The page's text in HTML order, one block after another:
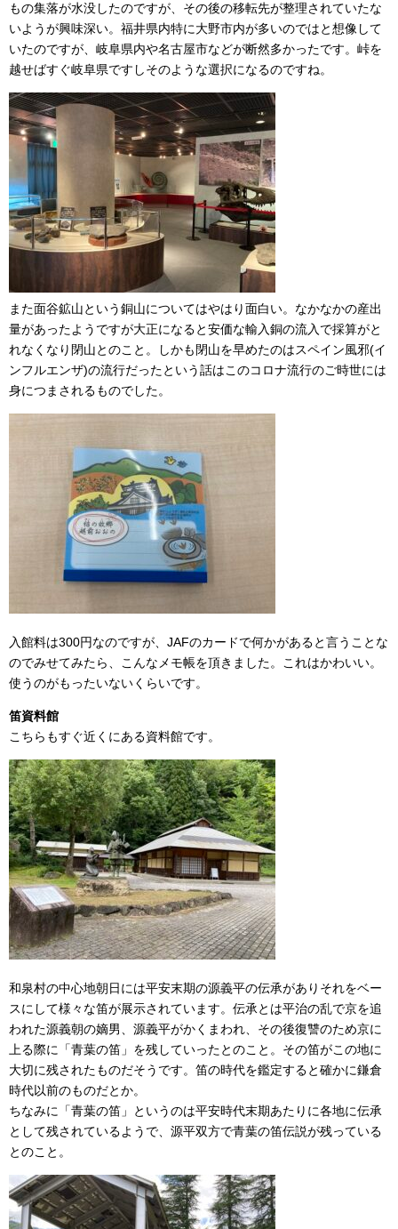
もの集落が水没したのですが、その後の移転先が整理されていたな
いようが興味深い。福井県内特に大野市内が多いのではと想像して
いたのですが、岐阜県内や名古屋市などが断然多かったです。峠を
越せばすぐ岐阜県ですしそのような選択になるのですね。
また面谷鉱山という銅山についてはやはり面白い。なかなかの産出
量があったようですが大正になると安価な輸入銅の流入で採算がと
れなくなり閉山とのこと。しかも閉山を早めたのはスペイン風邪(イ
ンフルエンザ)の流行だったという話はこのコロナ流行のご時世には
身につまされるものでした。
入館料は300円なのですが、JAFのカードで何かがあると言うことな
のでみせてみたら、こんなメモ帳を頂きました。これはかわいい。
使うのがもったいないくらいです。
笛資料館
こちらもすぐ近くにある資料館です。
和泉村の中心地朝日には平安末期の源義平の伝承がありそれをベー
スにして様々な笛が展示されています。伝承とは平治の乱で京を追
われた源義朝の嫡男、源義平がかくまわれ、その後復讐のため京に
上る際に「青葉の笛」を残していったとのこと。その笛がこの地に
大切に残されたものだそうです。笛の時代を鑑定すると確かに鎌倉
時代以前のものだとか。
ちなみに「青葉の笛」というのは平安時代末期あたりに各地に伝承
として残されているようで、源平双方で青葉の笛伝説が残っている
とのこと。